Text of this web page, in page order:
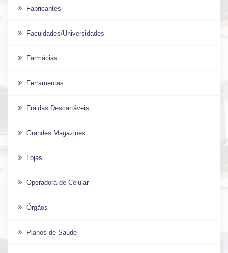
Fabricantes
Faculdades/Universidades
Farmácias
Ferramentas
Fraldas Descartáveis
Grandes Magazines
Lojas
Operadora de Celular
Órgãos
Planos de Saúde